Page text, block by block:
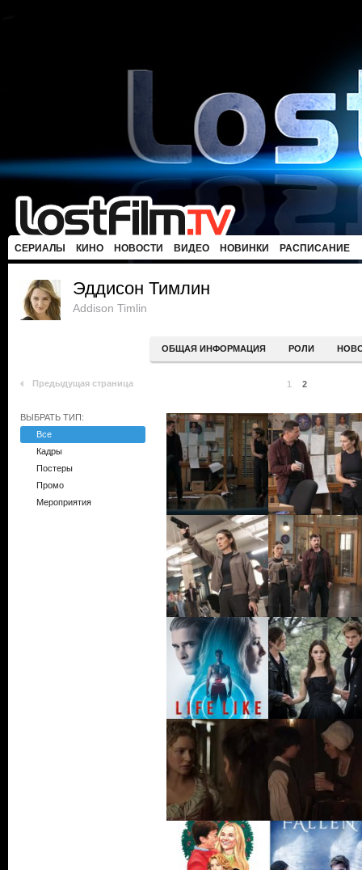
СЕРИАЛЫ КИНО НОВОСТИ ВИДЕО НОВИНКИ РАСПИСАНИЕ
Эддисон Тимлин
Addison Timlin
ОБЩАЯ ИНФОРМАЦИЯ РОЛИ
Предыдущая страница 1 2
ВЫБРАТЬ ТИП:
Все
Кадры
Постеры
Промо
Мероприятия